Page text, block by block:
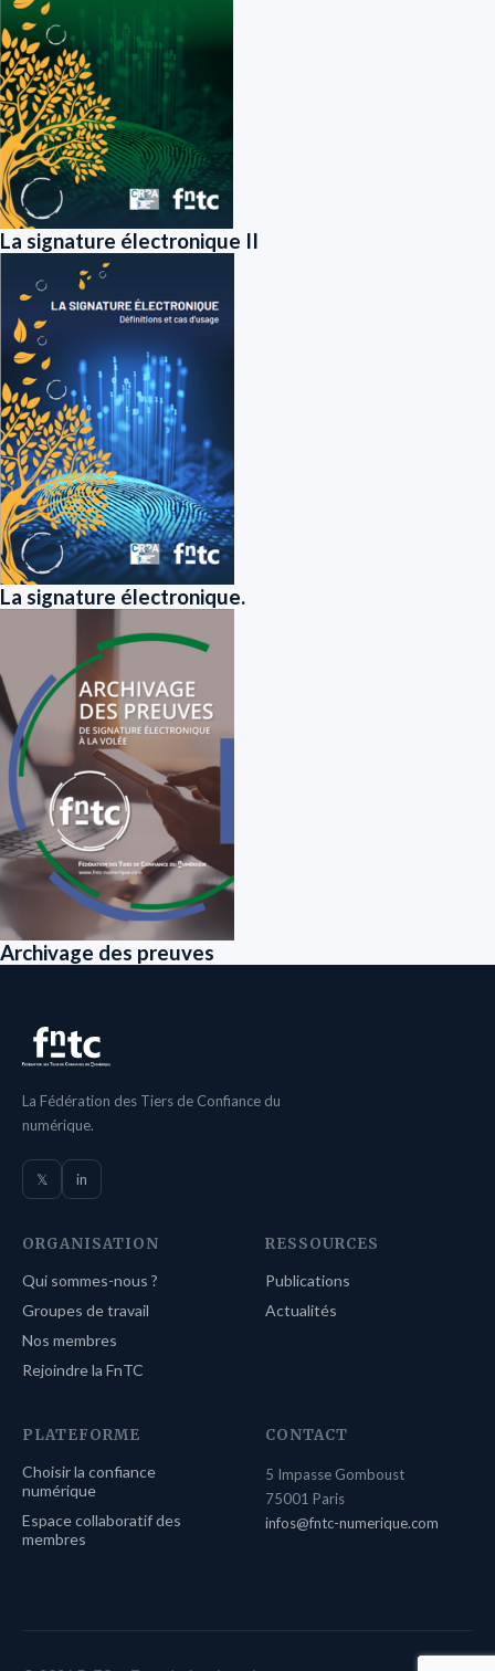
La signature électronique II
La signature électronique.
Archivage des preuves
La Fédération des Tiers de Confiance du
numérique.
𝕏 in
ORGANISATION
Qui sommes-nous ?
Groupes de travail
Nos membres
Rejoindre la FnTC
RESSOURCES
Publications
Actualités
PLATEFORME
Choisir la confiance
numérique
Espace collaboratif des
membres
CONTACT
5 Impasse Gomboust
75001 Paris
infos@fntc-numerique.com